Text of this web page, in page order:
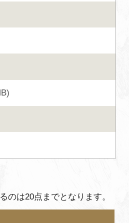
問い合わせ
のは20点までとなります。